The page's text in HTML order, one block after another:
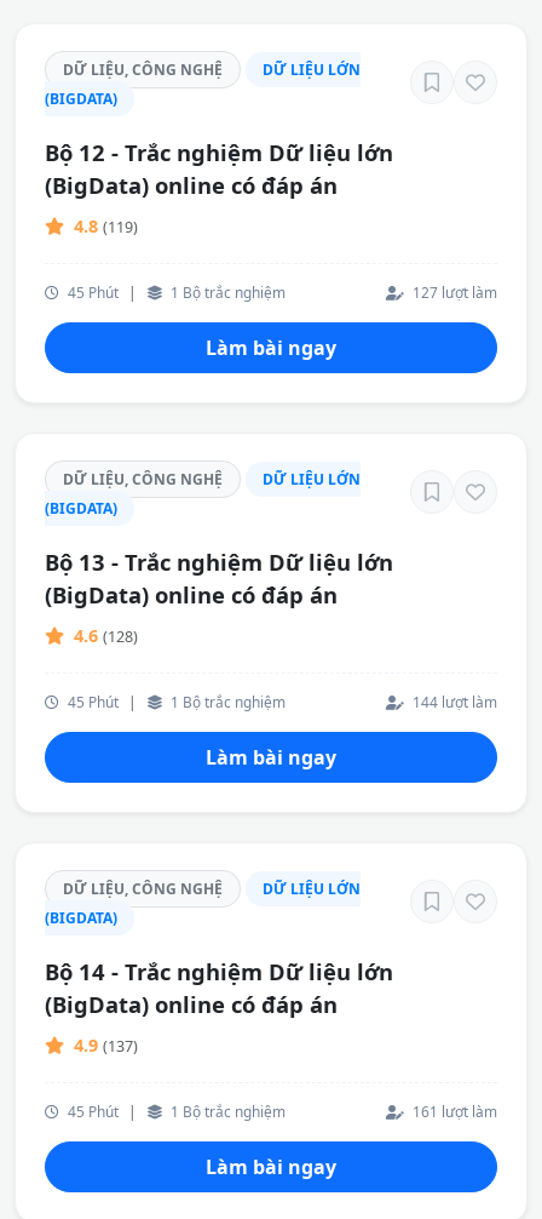
DỮ LIỆU, CÔNG NGHỆ
DỮ LIỆU LỚN
(BIGDATA)
Bộ 12 - Trắc nghiệm Dữ liệu lớn
(BigData) online có đáp án
4.8 (119)
45 Phút | 1 Bộ trắc nghiệm 127 lượt làm
Làm bài ngay
DỮ LIỆU, CÔNG NGHỆ
DỮ LIỆU LỚN
(BIGDATA)
Bộ 13 - Trắc nghiệm Dữ liệu lớn
(BigData) online có đáp án
4.6 (128)
45 Phút | 1 Bộ trắc nghiệm 144 lượt làm
Làm bài ngay
DỮ LIỆU, CÔNG NGHỆ
DỮ LIỆU LỚN
(BIGDATA)
Bộ 14 - Trắc nghiệm Dữ liệu lớn
(BigData) online có đáp án
4.9 (137)
45 Phút | 1 Bộ trắc nghiệm 161 lượt làm
Làm bài ngay